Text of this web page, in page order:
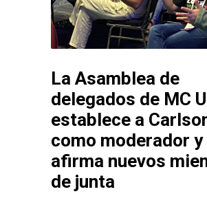
La Asamblea de
delegados de MC
establece a
como moderador y
afirma nuevos
de junta